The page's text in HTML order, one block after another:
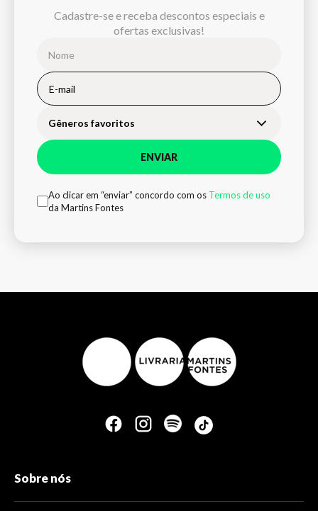
Cadastre-se e receba descontos especiais e
ofertas exclusivas!
Gêneros favoritos
ENVIAR
Ao clicar em “enviar” concordo com os Termos de uso
da Martins Fontes
Sobre nós